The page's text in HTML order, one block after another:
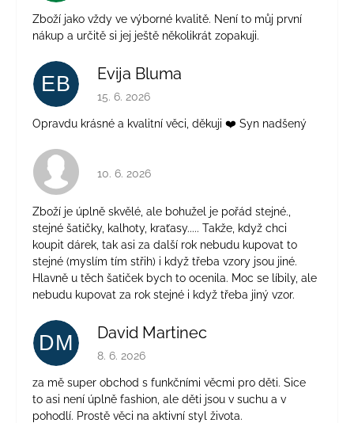
Zboží jako vždy ve výborné kvalitě. Není to můj první
nákup a určitě si jej ještě několikrát zopakuji.
EB Evija Bluma
Hodnocení obchodu je 5 z 5 hvězdiček.
15. 6. 2026
Opravdu krásné a kvalitní věci, děkuji ❤️ Syn nadšený
Hodnocení obchodu je 4 z 5 hvězdiček.
10. 6. 2026
Zboží je úplně skvělé, ale bohužel je pořád stejné.,
stejné šatičky, kalhoty, kraťasy..... Takže, když chci
koupit dárek, tak asi za další rok nebudu kupovat to
stejné (myslím tím střih) i když třeba vzory jsou jiné.
Hlavně u těch šatiček bych to ocenila. Moc se líbily, ale
nebudu kupovat za rok stejné i když třeba jiný vzor.
DM David Martinec
Hodnocení obchodu je 5 z 5 hvězdiček.
8. 6. 2026
za mě super obchod s funkčními věcmi pro děti. Sice
to asi není úplně fashion, ale děti jsou v suchu a v
pohodlí. Prostě věci na aktivní styl života.